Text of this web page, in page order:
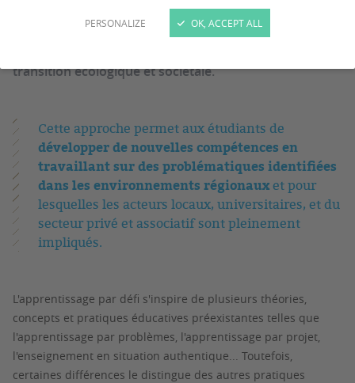
PERSONALIZE OK, ACCEPT ALL
groupes interdisciplinaires pour proposer des
solutions innovantes en réponse à des défis
transition écologique et sociétale.
Cette approche permet aux étudiants de
développer de nouvelles compétences en
travaillant sur des problématiques identifiées
dans les environnements régionauxet pour
lesquelles les acteurs locaux, universitaires, et du
secteur privé et associatif sont pleinement
impliqués.
L'apprentissage par défi s'inspire de plusieurs théories,
concepts et pratiques éducatives préexistantes telles que
l'apprentissage par problèmes, l'apprentissage par projet,
l'enseignement en situation authentique... Toutefois,
certaines différences le distingue des autres pratiques